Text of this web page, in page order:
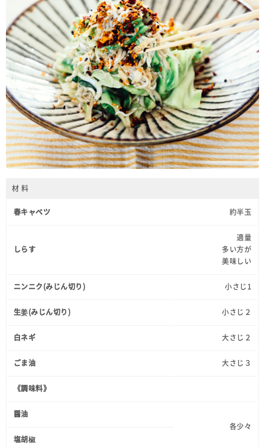
材 料
春キャベツ 約半玉
しらす
適量
多い方が
美味しい
ニンニク(みじん切り) 小さじ1
生姜(みじん切り) 小さじ２
白ネギ 大さじ２
ごま油 大さじ３
《調味料》
醤油
各少々
塩胡椒